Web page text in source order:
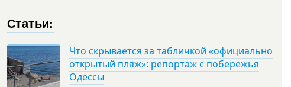
Статьи:
Что скрывается за табличкой «официально
открытый пляж»: репортаж с побережья
Одессы